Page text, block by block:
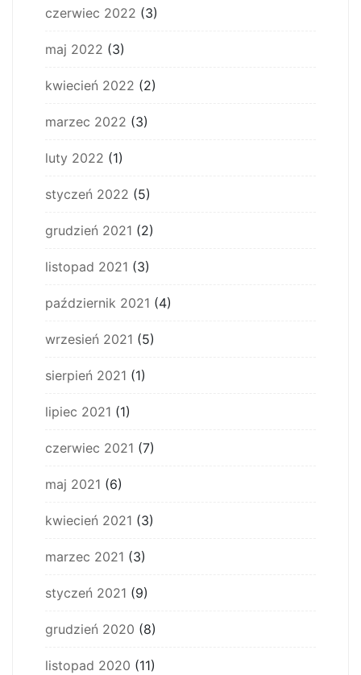
czerwiec 2022 (3)
maj 2022 (3)
kwiecień 2022 (2)
marzec 2022 (3)
luty 2022 (1)
styczeń 2022 (5)
grudzień 2021 (2)
listopad 2021 (3)
październik 2021 (4)
wrzesień 2021 (5)
sierpień 2021 (1)
lipiec 2021 (1)
czerwiec 2021 (7)
maj 2021 (6)
kwiecień 2021 (3)
marzec 2021 (3)
styczeń 2021 (9)
grudzień 2020 (8)
listopad 2020 (11)